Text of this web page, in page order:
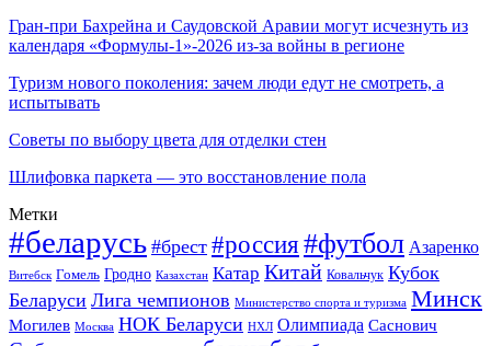
Гран-при Бахрейна и Саудовской Аравии могут исчезнуть из
календаря «Формулы-1»-2026 из-за войны в регионе
Туризм нового поколения: зачем люди едут не смотреть, а
испытывать
Советы по выбору цвета для отделки стен
Шлифовка паркета — это восстановление пола
Метки
#беларусь #брест #россия#футбол Азаренко
Витебск Гомель Гродно Казахстан Катар Китай Ковальчук Кубок
Беларуси Лига чемпионов Министерство спорта и туризма Минск
Могилев Москва НОК Беларуси НХЛ Олимпиада Саснович